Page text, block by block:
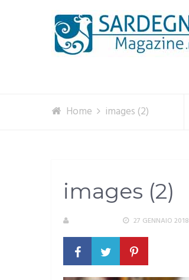
Home images (2)
images (2)
27 GENNAIO 2018